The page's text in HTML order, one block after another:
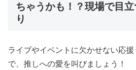
ちゃうかも！？現場で目
り
ライブやイベントに欠かせない応
で、推しへの愛を叫びましょう！